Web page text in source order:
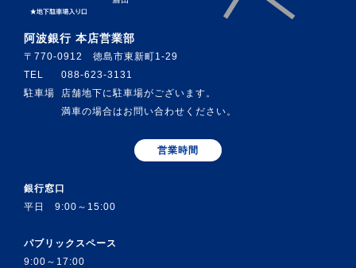
阿波銀行 本店営業部
〒770-0912 徳島市東新町1-29
TEL
088-623-3131
駐車場
店舗地下に駐車場がございます。
満車の場合はお問い合わせください。
営業時間
銀行窓口
平日 9:00～15:00
パブリックスペース
9:00～17:00